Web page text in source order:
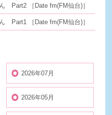
Part2 ［Date fm(FM仙台)］
Part1 ［Date fm(FM仙台)］
2026年07月
2026年05月